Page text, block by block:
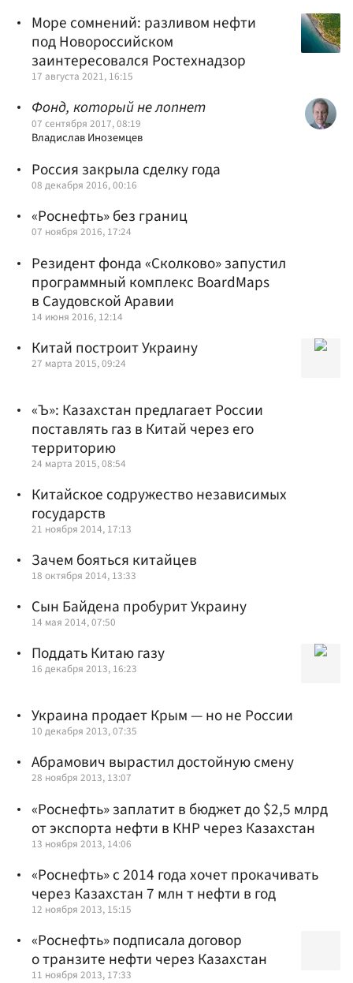
Море сомнений: разливом нефти
под Новороссийском
заинтересовался Ростехнадзор
17 августа 2021, 16:15
Фонд, который не лопнет
07 сентября 2017, 08:19
Владислав Иноземцев
Россия закрыла сделку года
08 декабря 2016, 00:16
«Роснефть» без границ
07 ноября 2016, 17:24
Резидент фонда «Сколково» запустил
программный комплекс BoardMaps
в Саудовской Аравии
14 июня 2016, 12:14
Китай построит Украину
27 марта 2015, 09:24
«Ъ»: Казахстан предлагает России
поставлять газ в Китай через его
территорию
24 марта 2015, 08:54
Китайское содружество независимых
государств
21 ноября 2014, 17:13
Зачем бояться китайцев
18 октября 2014, 13:33
Сын Байдена пробурит Украину
14 мая 2014, 07:50
Поддать Китаю газу
16 декабря 2013, 16:23
Украина продает Крым — но не России
10 декабря 2013, 07:35
Абрамович вырастил достойную смену
28 ноября 2013, 13:07
«Роснефть» заплатит в бюджет до $2,5 млрд
от экспорта нефти в КНР через Казахстан
13 ноября 2013, 14:06
«Роснефть» с 2014 года хочет прокачивать
через Казахстан 7 млн т нефти в год
12 ноября 2013, 15:15
«Роснефть» подписала договор
о транзите нефти через Казахстан
11 ноября 2013, 17:33